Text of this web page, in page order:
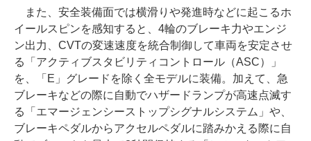
また、安全装備面では横滑りや発進時などに起こるホ
イールスピンを感知すると、4輪のブレーキ力やエンジ
ン出力、CVTの変速速度を統合制御して車両を安定させ
る「アクティブスタビリティコントロール（ASC）」
を、「E」グレードを除く全モデルに装備。加えて、急
ブレーキなどの際に自動でハザードランプが高速点滅す
る「エマージェンシーストップシグナルシステム」や、
ブレーキペダルからアクセルペダルに踏みかえる際に自